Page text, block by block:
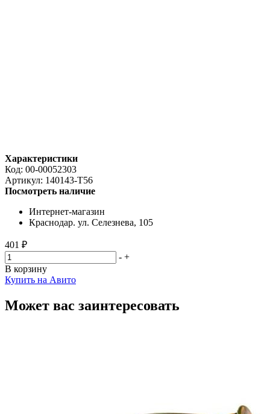
Характеристики
Код: 00-00052303
Артикул: 140143-T56
Посмотреть наличие
Интернет-магазин
Краснодар. ул. Селезнева, 105
401 ₽
- +
В корзину
Купить на Авито
Может вас заинтересовать